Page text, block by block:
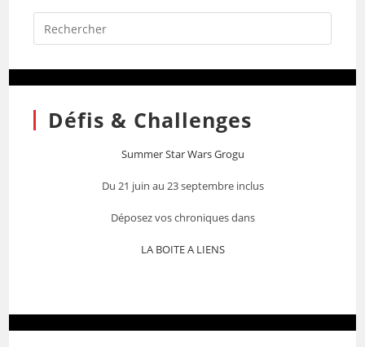
Défis & Challenges
Summer Star Wars Grogu
Du 21 juin au 23 septembre inclus
Déposez vos chroniques dans
LA BOITE A LIENS